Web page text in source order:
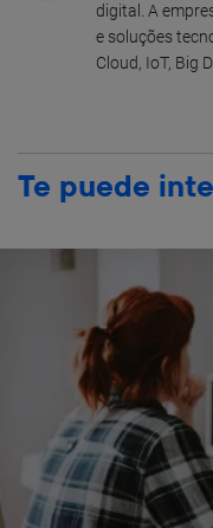
digital. A
e soluções
Cloud, IoT, Big
Te puede